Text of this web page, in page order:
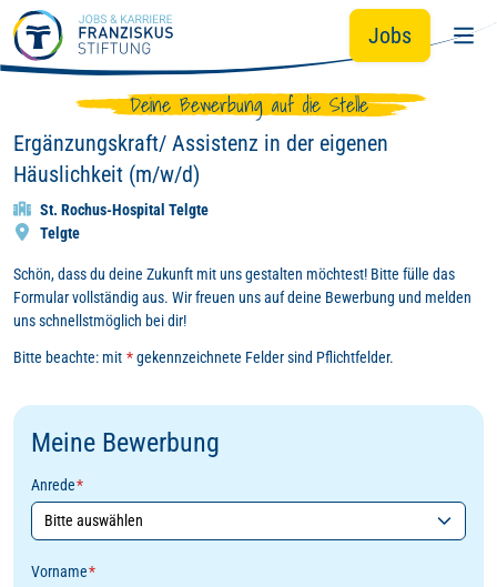
Zum Hauptinhalt springen Jobs
Deine Bewerbung auf die Stelle
Ergänzungskraft/ Assistenz in der eigenen
Häuslichkeit (m/w/d)
St. Rochus-Hospital Telgte
Telgte
Schön, dass du deine Zukunft mit uns gestalten möchtest! Bitte fülle das
Formular vollständig aus. Wir freuen uns auf deine Bewerbung und melden
uns schnellstmöglich bei dir!
Bitte beachte: mit *gekennzeichnete Felder sind Pflichtfelder.
Meine Bewerbung
Anrede*
Vorname*